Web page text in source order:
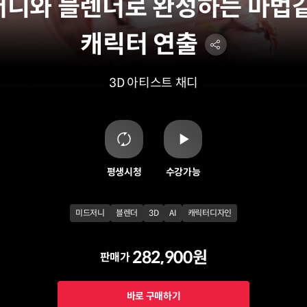
와 블렌더로 완성하는 마법
캐릭터 연출
3D 아티스트 채디
평생시청 수강가능
미드저니 블렌더 3D AI 캐릭터디자인
판매가282,900원
바로 구매하기